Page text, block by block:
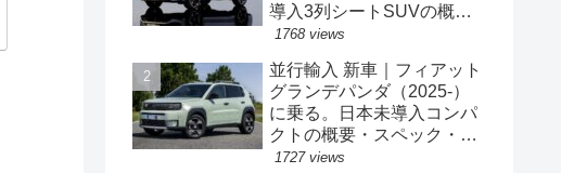
導入3列シートSUVの概
要・スペック・価格の情
1768 views
並行輸入 新車｜フィアット
グランデパンダ（2025-）
に乗る。日本未導入コンパ
クトの概要・スペック・価
格の情報。
1727 views